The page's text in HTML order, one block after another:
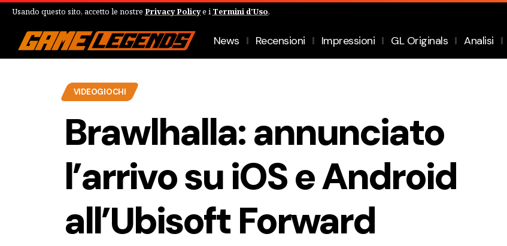
Usando questo sito, accetto le nostre Privacy Policye i Termini d'Uso.
News Recensioni Impressioni GL Originals Analisi
VIDEOGIOCHI
Brawlhalla: annunciato
l’arrivo su iOS e Android
all’Ubisoft Forward